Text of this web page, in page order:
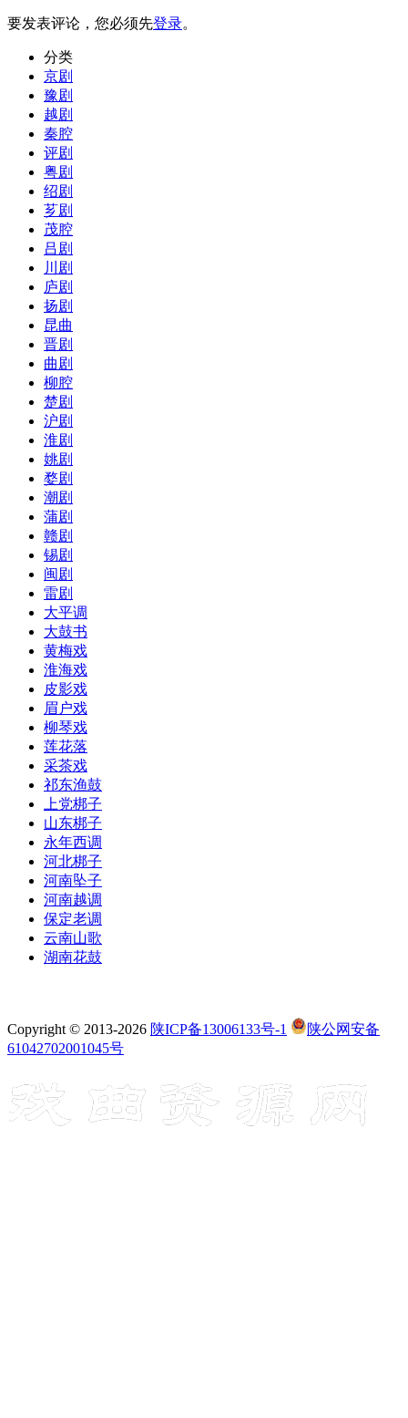
要发表评论，您必须先登录。
分类
京剧
豫剧
越剧
秦腔
评剧
粤剧
绍剧
芗剧
茂腔
吕剧
川剧
庐剧
扬剧
昆曲
晋剧
曲剧
柳腔
楚剧
沪剧
淮剧
姚剧
婺剧
潮剧
蒲剧
赣剧
锡剧
闽剧
雷剧
大平调
大鼓书
黄梅戏
淮海戏
皮影戏
眉户戏
柳琴戏
莲花落
采茶戏
祁东渔鼓
上党梆子
山东梆子
永年西调
河北梆子
河南坠子
河南越调
保定老调
云南山歌
湖南花鼓
Copyright © 2013-2026 陕ICP备13006133号-1
陕公网安备
61042702001045号